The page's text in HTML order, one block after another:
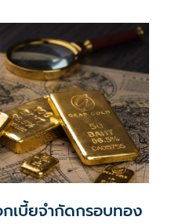
เบี้ยจำกัดกรอบทอง